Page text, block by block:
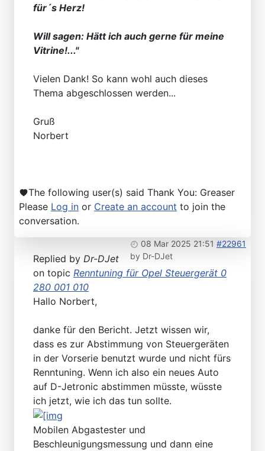
für´s Herz!
Will sagen: Hätt ich auch gerne für meine
Vitrine!..."
Vielen Dank! So kann wohl auch dieses
Thema abgeschlossen werden...
Gruß
Norbert
The following user(s) said Thank You: Greaser
Please Log in or Create an account to join the
conversation.
08 Mar 2025 21:51 #22961
by Dr-DJet
Replied by Dr-DJet
on topic Renntuning für Opel Steuergerät 0
280 001 010
Hallo Norbert,
danke für den Bericht. Jetzt wissen wir,
dass es zur Abstimmung von Steuergeräten
in der Vorserie benutzt wurde und nicht fürs
Renntuning. Wenn ich also ein neues Auto
auf D-Jetronic abstimmen müsste, wüsste
ich jetzt, wie ich das tun sollte.
Mobilen Abgastester und
Beschleunigungsmessung und dann eine